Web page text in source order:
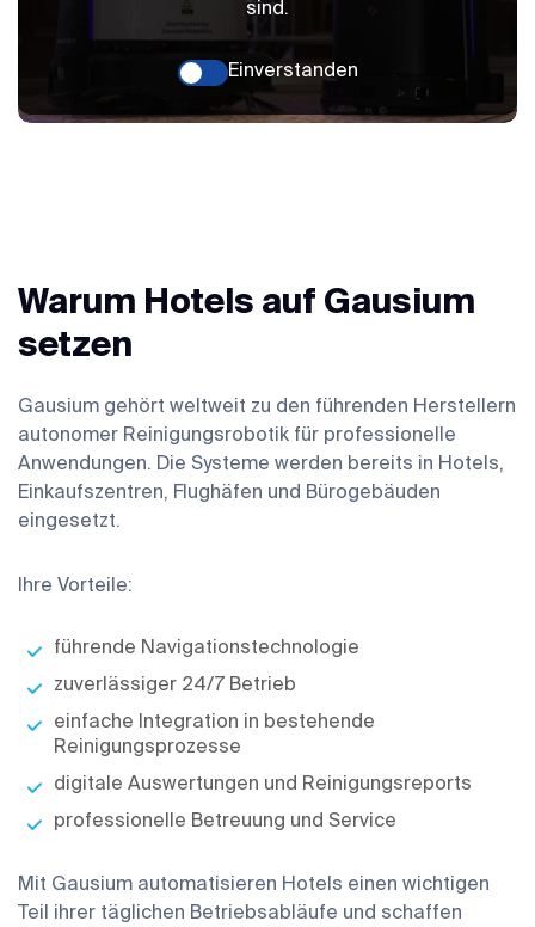
sind.
Einverstanden
Warum Hotels auf Gausium
setzen
Gausium gehört weltweit zu den führenden Herstellern
autonomer Reinigungsrobotik für professionelle
Anwendungen. Die Systeme werden bereits in Hotels,
Einkaufszentren, Flughäfen und Bürogebäuden
eingesetzt.
Ihre Vorteile:
führende Navigationstechnologie
zuverlässiger 24/7 Betrieb
einfache Integration in bestehende
Reinigungsprozesse
digitale Auswertungen und Reinigungsreports
professionelle Betreuung und Service
Mit Gausium automatisieren Hotels einen wichtigen
Teil ihrer täglichen Betriebsabläufe und schaffen